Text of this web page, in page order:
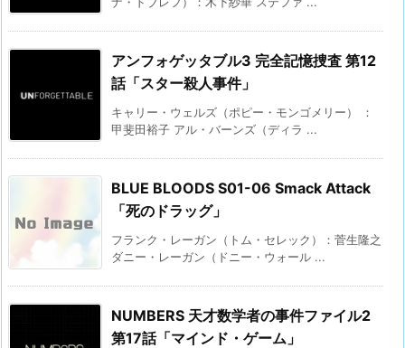
アンフォゲッタブル3 完全記憶捜査 第12
話「スター殺人事件」
キャリー・ウェルズ（ポピー・モンゴメリー） ：
甲斐田裕子 アル・バーンズ（ディラ ...
BLUE BLOODS S01-06 Smack Attack
「死のドラッグ」
フランク・レーガン（トム・セレック）：菅生隆之
ダニー・レーガン（ドニー・ウォール ...
NUMBERS 天才数学者の事件ファイル2
第17話「マインド・ゲーム」